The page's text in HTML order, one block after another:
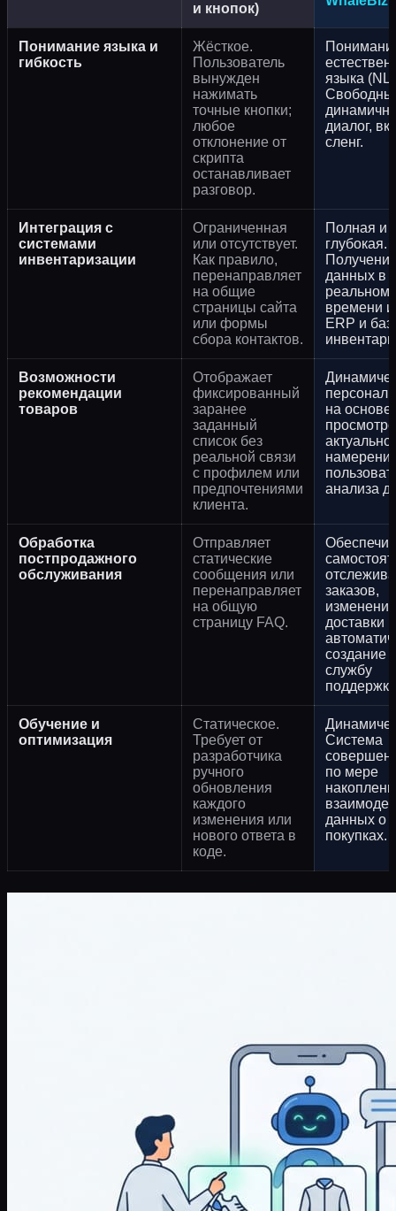
и кнопок)
Понимание языка и
гибкость
Жёсткое.
Пользователь
вынужден
нажимать
точные кнопки;
любое
отклонение от
скрипта
останавливает
разговор.
языка
диалог,
сленг.
Интеграция с
системами
инвентаризации
Ограниченная
или отсутствует.
Как правило,
перенаправляет
на общие
страницы сайта
или формы
сбора контактов.
Полная и
глубокая.
данных в
реальном
времени
ERP и
Возможности
рекомендации
товаров
Отображает
фиксированный
заранее
заданный
список без
реальной связи
с профилем или
предпочтениями
клиента.
на основе
анализа
Обработка
постпродажного
обслуживания
Отправляет
статические
сообщения или
перенаправляет
на общую
страницу FAQ.
заказов,
доставки и
создание
службу
Обучение и
оптимизация
Статическое.
Требует от
разработчика
ручного
обновления
каждого
изменения или
нового ответа в
коде.
Система
по мере
данных о
покупках.